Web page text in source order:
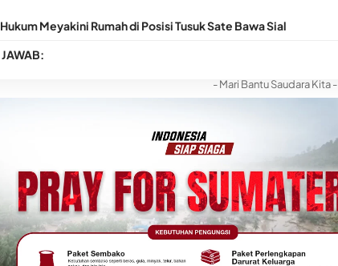
Hukum Meyakini Rumah di Posisi Tusuk Sate Bawa Sial
JAWAB:
- Mari Bantu Saudara Kita -